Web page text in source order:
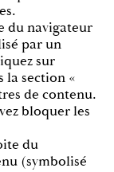
du navigateur
par un
sur
la section «
de contenu.
bloquer les
du
(symbolisé